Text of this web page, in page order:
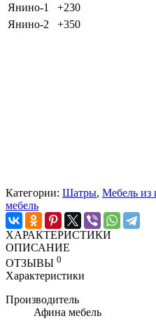
Янино-1
+230
Янино-2
+350
Категории: Шатры, Мебель из
мебель
ХАРАКТЕРИСТИКИ
ОПИСАНИЕ
ОТЗЫВЫ 0
Характеристики
Производитель
Афина мебель